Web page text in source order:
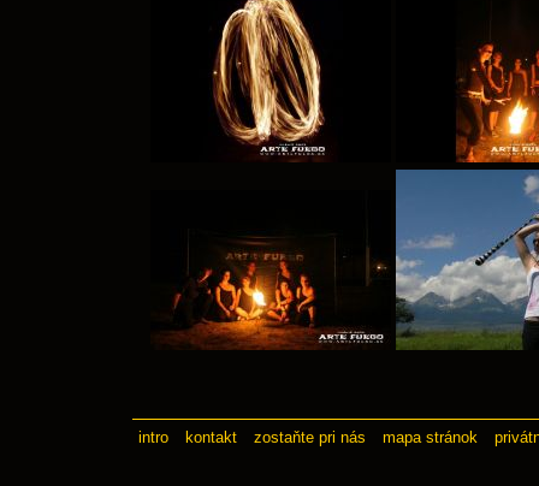
intro kontakt zostaňte pri nás mapa stránok